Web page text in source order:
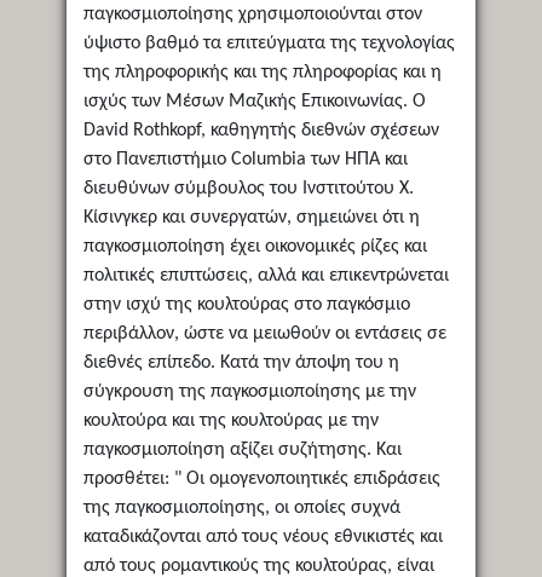
παγκοσμιοποίησης χρησιμοποιούνται στον
ύψιστο βαθμό τα επιτεύγματα της τεχνολογίας
της πληροφορικής και της πληροφορίας και η
ισχύς των Μέσων Μαζικής Επικοινωνίας. Ο
David Rothkopf, καθηγητής διεθνών σχέσεων
στο Πανεπιστήμιο Columbia των ΗΠΑ και
διευθύνων σύμβουλος του Ινστιτούτου Χ.
Κίσινγκερ και συνεργατών, σημειώνει ότι η
παγκοσμιοποίηση έχει οικονομικές ρίζες και
πολιτικές επιπτώσεις, αλλά και επικεντρώνεται
στην ισχύ της κουλτούρας στο παγκόσμιο
περιβάλλον, ώστε να μειωθούν οι εντάσεις σε
διεθνές επίπεδο. Κατά την άποψη του η
σύγκρουση της παγκοσμιοποίησης με την
κουλτούρα και της κουλτούρας με την
παγκοσμιοποίηση αξίζει συζήτησης. Και
προσθέτει: " Οι ομογενοποιητικές επιδράσεις
της παγκοσμιοποίησης, οι οποίες συχνά
καταδικάζονται από τους νέους εθνικιστές και
από τους ρομαντικούς της κουλτούρας, είναι